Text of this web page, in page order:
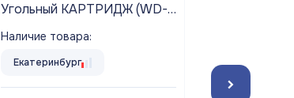
Угольный КАРТРИДЖ (WD-
2586C-Q-RU-6) пост-
фильтр АКВАБРАЙТ для
сорбционной очистки воды,
Наличие товара:
Екатеринбург